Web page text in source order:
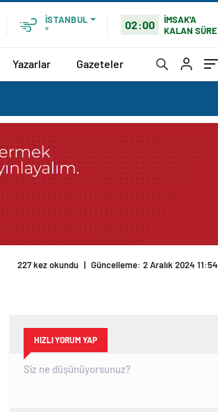
İSTANBUL
°
02:00
İMSAK'A
KALAN SÜRE
Yazarlar Gazeteler
227 kez okundu | Güncelleme: 2 Aralık 2024 11:54
HIZLI YORUM YAP